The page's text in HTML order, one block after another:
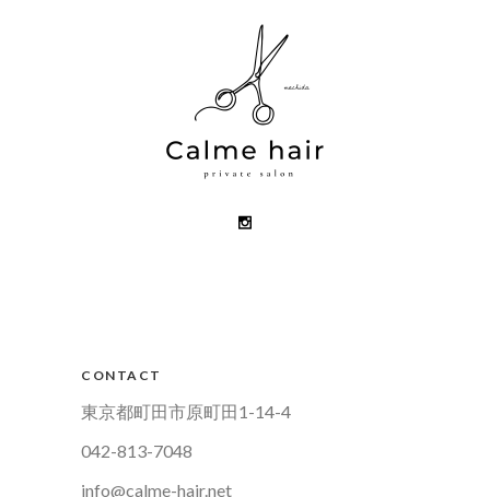
CONTACT
東京都町田市原町田1-14-4
042-813-7048
info@calme-hair.net